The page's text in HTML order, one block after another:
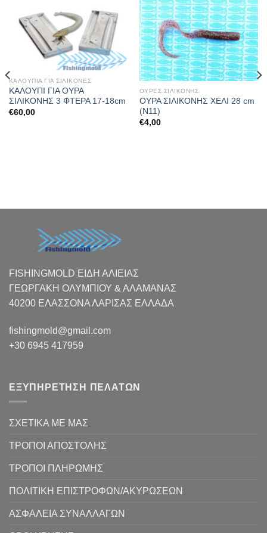
ΚΑΛΟΥΠΙΑ ΓΙΑ ΣΙΛΙΚΟΝΕΣ
ΚΑΛΟΥΠΙ ΓΙΑ ΟΥΡΑ
ΣΙΛΙΚΟΝΗΣ 3 ΦΤΕΡΑ 17-18cm
€60,00
ΟΥΡΕΣ ΣΙΛΙΚΟΝΗΣ
ΟΥΡΑ ΣΙΛΙΚΟΝΗΣ ΧΕΛΙ 28 cm
(Ν11)
€4,00
FISHINGMOLD ΕΙΔΗ ΑΛΙΕΙΑΣ
ΓΕΩΡΓΑΚΗ ΟΛΥΜΠΙΟΥ & ΑΛΑΜΑΝΑΣ
40200 ΕΛΑΣΣΟΝΑ ΛΑΡΙΣΑΣ EΛΛΑΔΑ
fishingmold@gmail.com
+30 6945 417959
ΕΞΥΠΗΡΕΤΗΣΗ ΠΕΛΑΤΩΝ
ΣΧΕΤΙΚΑ ΜΕ ΜΑΣ
ΤΡΟΠΟΙ ΑΠΟΣΤΟΛΗΣ
ΤΡΟΠΟΙ ΠΛΗΡΩΜΗΣ
ΠΟΛΙΤΙΚΗ ΕΠΙΣΤΡΟΦΩΝ/ΑΚΥΡΩΣΕΩΝ
ΑΣΦΑΛΕΙΑ ΣΥΝΑΛΛΑΓΩΝ